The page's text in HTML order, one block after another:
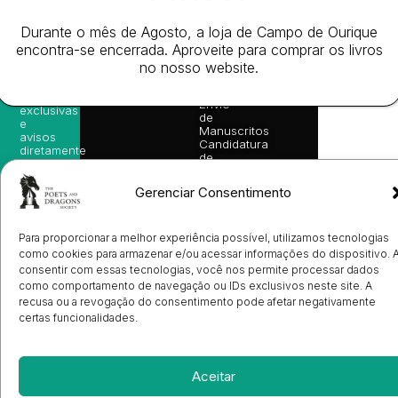
Gerenciar Consentimento
Para proporcionar a melhor experiência possível, utilizamos tecnologias
como cookies para armazenar e/ou acessar informações do dispositivo.
consentir com essas tecnologias, você nos permite processar dados
como comportamento de navegação ou IDs exclusivos neste site. A
recusa ou a revogação do consentimento pode afetar negativamente
certas funcionalidades.
Aceitar
info@poetsandragons.com
Eventos
Prémio
Ulysses
Sobre
Envio
de
Manuscritos
Candidatura
de
de
Cookies
(EU)
Livro de
de
leitura,
novidades
exclusivas
e
avisos
diretamente
no seu
e-mail.
Subscrever
os
direitos
Durante o mês de Agosto, a loja de Campo de Ourique
encontra-se encerrada. Aproveite para comprar os livros
no nosso website.